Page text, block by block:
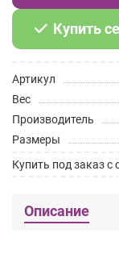
Купить
Артикул
Вес
Производитель
Размеры
Купить под заказ
Описание